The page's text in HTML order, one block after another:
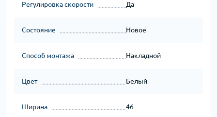
Регулировка скорости Да
Состояние Новое
Способ монтажа Накладной
Цвет Белый
Ширина 46